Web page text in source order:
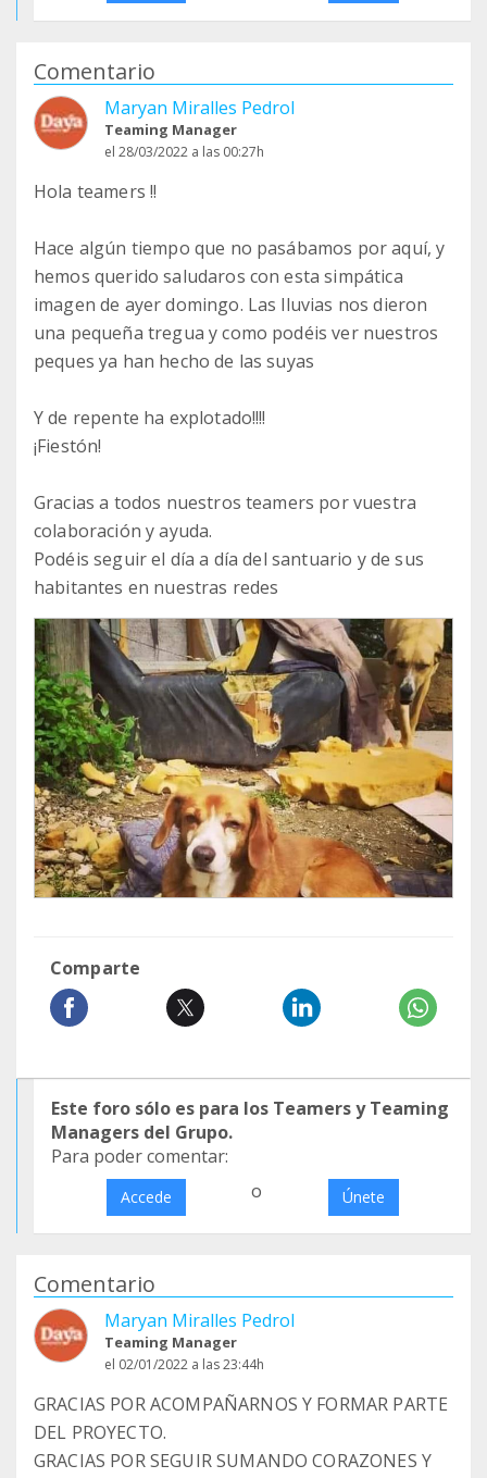
Comentario
Maryan Miralles Pedrol
Teaming Manager
el 28/03/2022 a las 00:27h
Hola teamers !!
Hace algún tiempo que no pasábamos por aquí, y
hemos querido saludaros con esta simpática
imagen de ayer domingo. Las lluvias nos dieron
una pequeña tregua y como podéis ver nuestros
peques ya han hecho de las suyas
Y de repente ha explotado!!!!
¡Fiestón!
Gracias a todos nuestros teamers por vuestra
colaboración y ayuda.
Podéis seguir el día a día del santuario y de sus
habitantes en nuestras redes
Comparte
Este foro sólo es para los Teamers y Teaming
Managers del Grupo.
Para poder comentar:
Accede o Únete
Comentario
Maryan Miralles Pedrol
Teaming Manager
el 02/01/2022 a las 23:44h
GRACIAS POR ACOMPAÑARNOS Y FORMAR PARTE
DEL PROYECTO.
GRACIAS POR SEGUIR SUMANDO CORAZONES Y